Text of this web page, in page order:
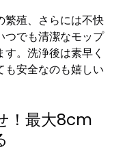
繁殖、さらには不快
つでも清潔なモップ
。洗浄後は素早く
も安全なのも嬉しい
！最大8cm